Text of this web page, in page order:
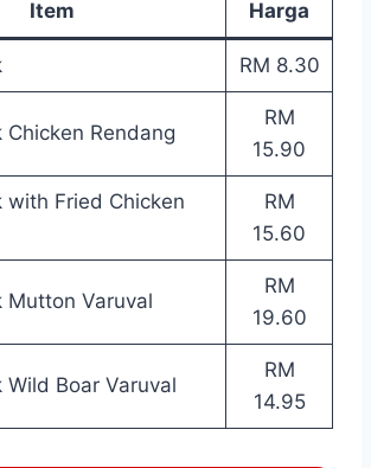
Item Harga
RM 8.30
Chicken Rendang
RM
15.90
with Fried Chicken
RM
15.60
Mutton Varuval
RM
19.60
Wild Boar Varuval
RM
14.95